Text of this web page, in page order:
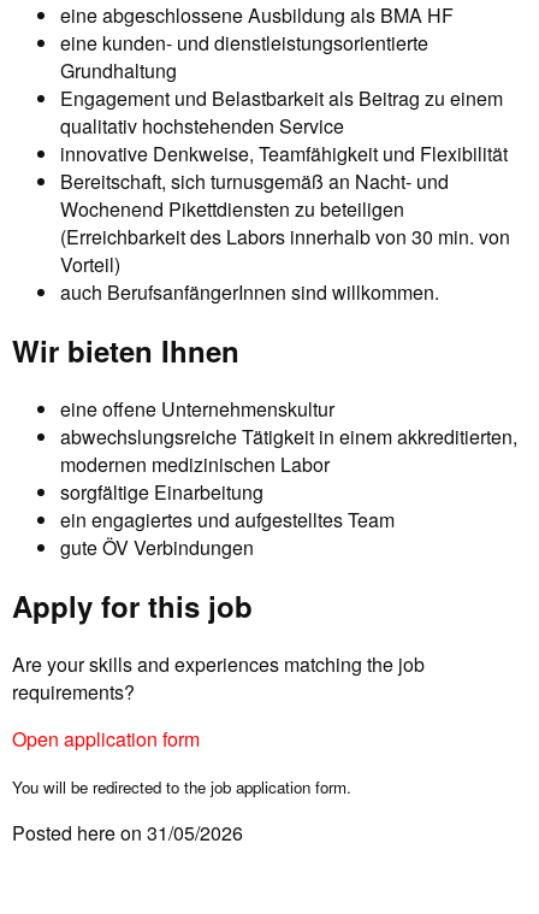
eine abgeschlossene Ausbildung als BMA HF
eine kunden- und dienstleistungsorientierte
Grundhaltung
Engagement und Belastbarkeit als Beitrag zu einem
qualitativ hochstehenden Service
innovative Denkweise, Teamfähigkeit und Flexibilität
Bereitschaft, sich turnusgemäß an Nacht- und
Wochenend Pikettdiensten zu beteiligen
(Erreichbarkeit des Labors innerhalb von 30 min. von
Vorteil)
auch BerufsanfängerInnen sind willkommen.
Wir bieten Ihnen
eine offene Unternehmenskultur
abwechslungsreiche Tätigkeit in einem akkreditierten,
modernen medizinischen Labor
sorgfältige Einarbeitung
ein engagiertes und aufgestelltes Team
gute ÖV Verbindungen
Apply for this job
Are your skills and experiences matching the job
requirements?
Open application form
You will be redirected to the job application form.
Posted here on 31/05/2026